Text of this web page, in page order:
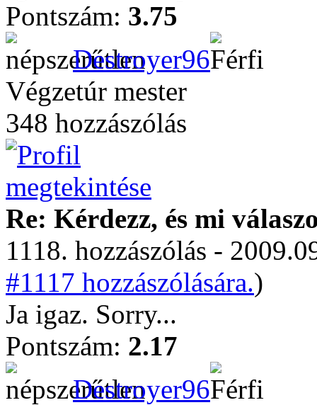
Pontszám: 3.75
Destroyer96
Végzetúr mester
348 hozzászólás
Re: Kérdezz, és mi
1118. hozzászólás -
#1117 hozzászólására.)
Ja igaz. Sorry...
Pontszám: 2.17
Destroyer96